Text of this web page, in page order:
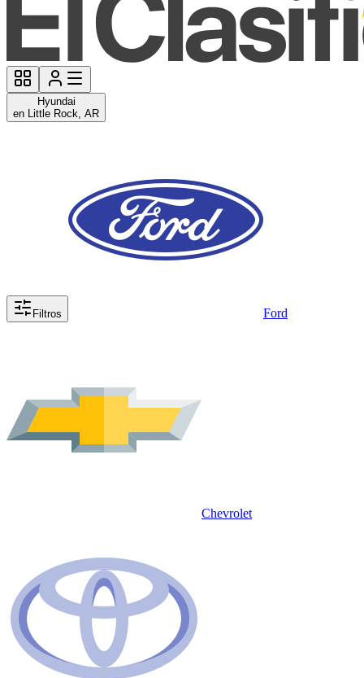
Hyundai
en Little Rock, AR
Filtros Ford
Chevrolet